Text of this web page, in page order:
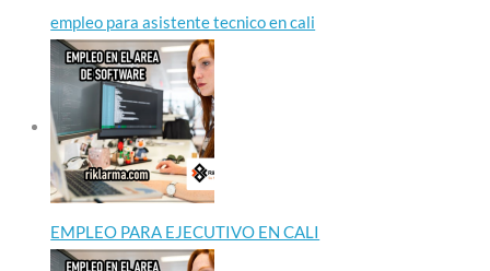
empleo para asistente tecnico en cali
EMPLEO PARA EJECUTIVO EN CALI